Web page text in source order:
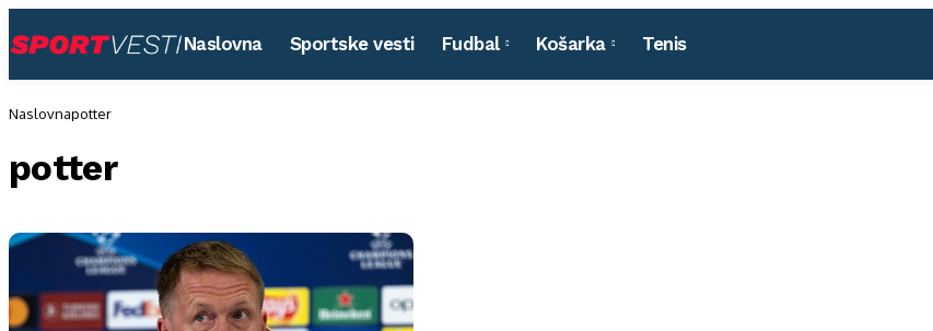
Naslovna Sportske vesti Fudbal Košarka Tenis
Naslovnapotter
potter